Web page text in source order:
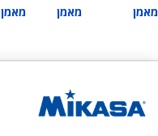
מאמן מאמן מאמן